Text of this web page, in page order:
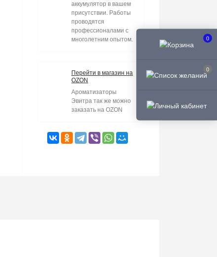
0
0
аккумулятор в вашем
присутствии. Работы
проводятся
профессионалами с
многолетним опытом.
Перейти в магазин на
OZON
Ароматизаторы
Эвитра так же можно
заказать на OZON